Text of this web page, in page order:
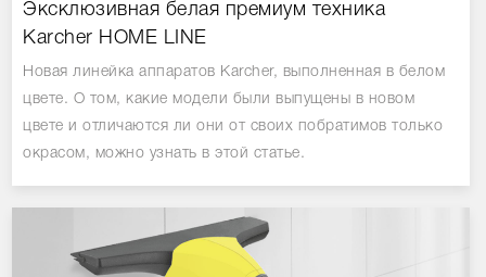
Эксклюзивная белая премиум техника
Karcher HOME LINE
Новая линейка аппаратов Karcher, выполненная в белом
цвете. О том, какие модели были выпущены в новом
цвете и отличаются ли они от своих побратимов только
окрасом, можно узнать в этой статье.